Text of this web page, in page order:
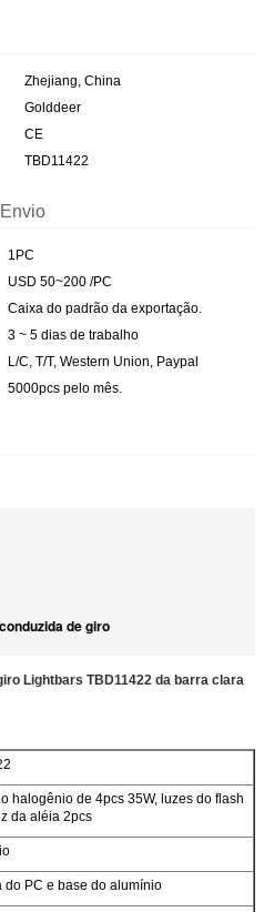
Zhejiang, China
Golddeer
CE
TBD11422
1PC
USD 50~200 /PC
Caixa do padrão da exportação.
3 ~ 5 dias de trabalho
L/C, T/T, Western Union, Paypal
5000pcs pelo mês.
de giro
Lightbars TBD11422 da barra clara
halogênio de 4pcs 35W, luzes do flash
da aléia 2pcs
do PC e base do alumínio